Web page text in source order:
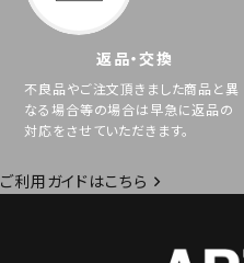
返品・交換
不良品やご注文頂きました商品と異
なる場合等の場合は早急に返品の
対応をさせていただきます。
ご利用ガイドはこちら